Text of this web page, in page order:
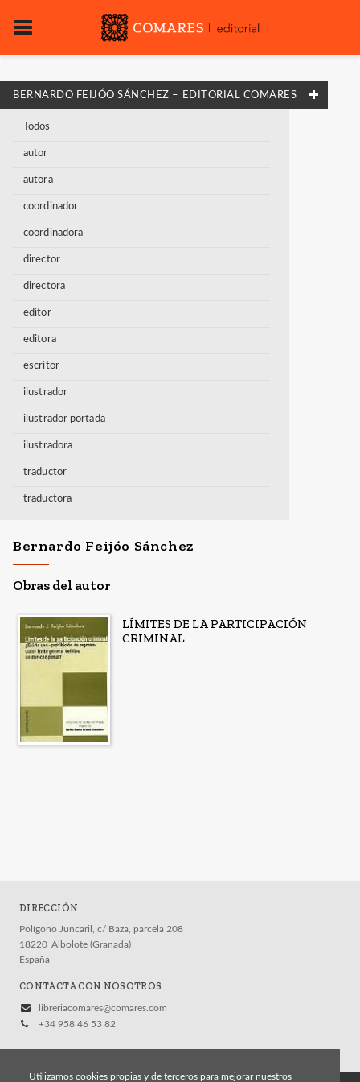
BERNARDO FEIJÓO SÁNCHEZ – EDITORIAL COMARES
Todos
autor
autora
coordinador
coordinadora
director
directora
editor
editora
escritor
ilustrador
ilustrador portada
ilustradora
traductor
traductora
Bernardo Feijóo Sánchez
Obras del autor
LÍMITES DE LA PARTICIPACIÓN
CRIMINAL
DIRECCIÓN
Polígono Juncaril, c/ Baza, parcela 208
18220 Albolote (Granada)
España
CONTACTA CON NOSOTROS
libreriacomares@comares.com
+34 958 46 53 82
Utilizamos cookies propias y de terceros para mejorar nuestros